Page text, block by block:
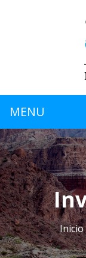
MENU
Inicio